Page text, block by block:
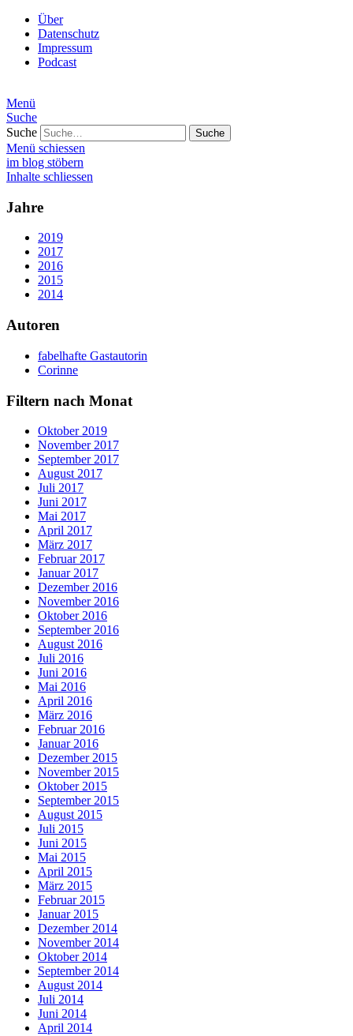
Über
Datenschutz
Impressum
Podcast
Menü
Suche
Suche
Menü schiessen
im blog stöbern
Inhalte schliessen
Jahre
2019
2017
2016
2015
2014
Autoren
fabelhafte Gastautorin
Corinne
Filtern nach Monat
Oktober 2019
November 2017
September 2017
August 2017
Juli 2017
Juni 2017
Mai 2017
April 2017
März 2017
Februar 2017
Januar 2017
Dezember 2016
November 2016
Oktober 2016
September 2016
August 2016
Juli 2016
Juni 2016
Mai 2016
April 2016
März 2016
Februar 2016
Januar 2016
Dezember 2015
November 2015
Oktober 2015
September 2015
August 2015
Juli 2015
Juni 2015
Mai 2015
April 2015
März 2015
Februar 2015
Januar 2015
Dezember 2014
November 2014
Oktober 2014
September 2014
August 2014
Juli 2014
Juni 2014
April 2014